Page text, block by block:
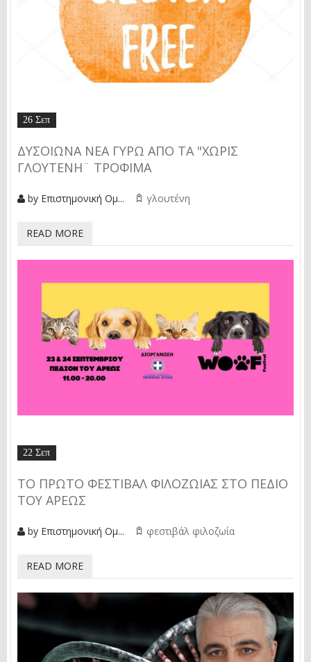
26 Σεπ
ΔΥΣΟΙΩΝΑ ΝΕΑ ΓΥΡΩ ΑΠΌ ΤΑ "ΧΩΡΙΣ
ΓΛΟΥΤΕΝΗ¨ ΤΡΟΦΙΜΑ
by Επιστημονική Ομ... γλουτένη
READ MORE
22 Σεπ
ΤΟ ΠΡΏΤΟ ΦΕΣΤΙΒΆΛ ΦΙΛΟΖΩΊΑΣ ΣΤΟ ΠΕΔΊΟ
ΤΟΥ ΆΡΕΩΣ
by Επιστημονική Ομ... φεστιβάλ φιλοζωία
READ MORE